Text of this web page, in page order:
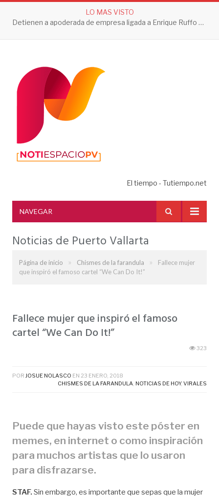
LO MAS VISTO
Detienen a apoderada de empresa ligada a Enrique Ruffo por investigación de Huachicol Fiscal
El tiempo - Tutiempo.net
NAVEGAR
Noticias de Puerto Vallarta
Página de inicio » Chismes de la farandula »
Fallece mujer
que inspiró el famoso cartel “We Can Do It!”
Fallece mujer que inspiró el famoso
cartel “We Can Do It!”
323
POR JOSUE NOLASCO EN 23 ENERO, 2018
CHISMES DE LA FARANDULA, NOTICIAS DE HOY, VIRALES
Puede que hayas visto este póster en
memes, en internet o como inspiración
para muchos artistas que lo usaron
para disfrazarse.
STAF. Sin embargo, es importante que sepas que la mujer